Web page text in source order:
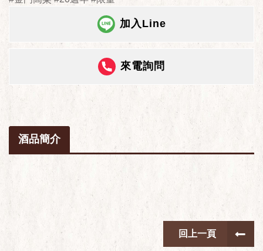
加入Line
來電詢問
酒品簡介
回上一頁